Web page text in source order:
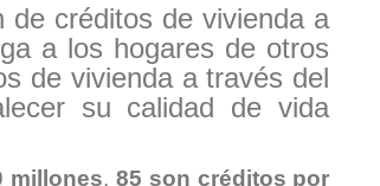
de créditos de vivienda a
a los hogares de otros
de vivienda a través del
su calidad de vida
millones, 85 son créditos por